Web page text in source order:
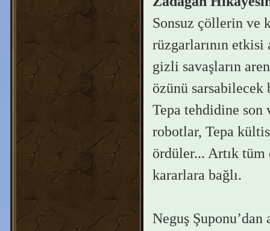
Sonsuz çöllerin ve
rüzgarlarının etkisi
gizli savaşların
özünü
Tepa tehdidine
robotlar, Tepa
ördüler... Artık tüm
kararlara bağlı.
Neguş Şuponu’dan